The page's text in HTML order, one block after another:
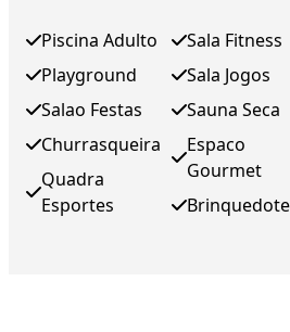
Piscina Adulto
Playground
Salao Festas
Churrasqueira
Quadra
Esportes
Sala Fitness
Sala Jogos
Sauna Seca
Espaco
Gourmet